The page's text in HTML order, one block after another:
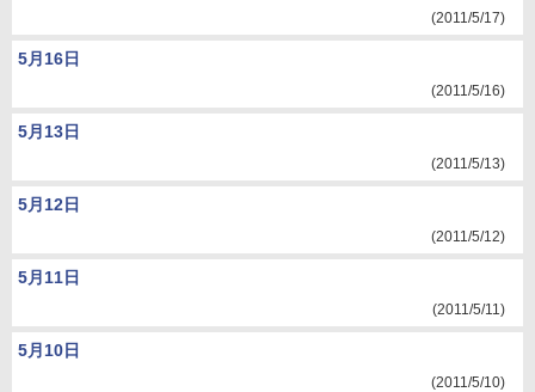
(2011/5/17)
5月16日
(2011/5/16)
5月13日
(2011/5/13)
5月12日
(2011/5/12)
5月11日
(2011/5/11)
5月10日
(2011/5/10)